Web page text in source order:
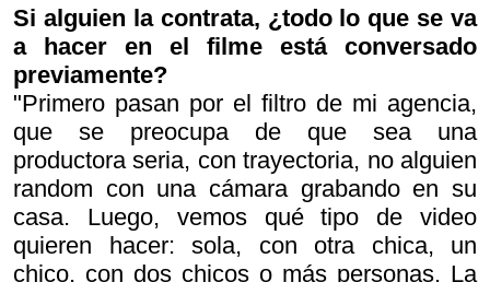
Si alguien la contrata, ¿todo lo que se va
a hacer en el filme está conversado
previamente?
"Primero pasan por el filtro de mi agencia,
que se preocupa de que sea una
productora seria, con trayectoria, no alguien
random con una cámara grabando en su
casa. Luego, vemos qué tipo de video
quieren hacer: sola, con otra chica, un
chico, con dos chicos o más personas. La